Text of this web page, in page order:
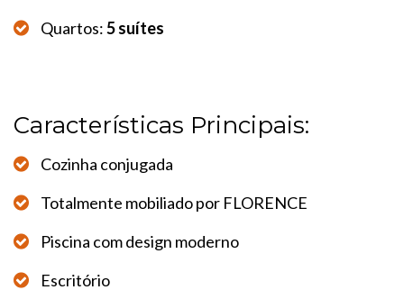
Quartos:5 suítes
Características Principais:
Cozinha conjugada
Totalmente mobiliado por FLORENCE
Piscina com design moderno
Escritório